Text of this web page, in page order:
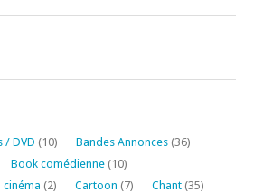
/ DVD (10) Bandes Annonces (36)
Book comédienne (10)
cinéma (2) Cartoon (7) Chant (35)